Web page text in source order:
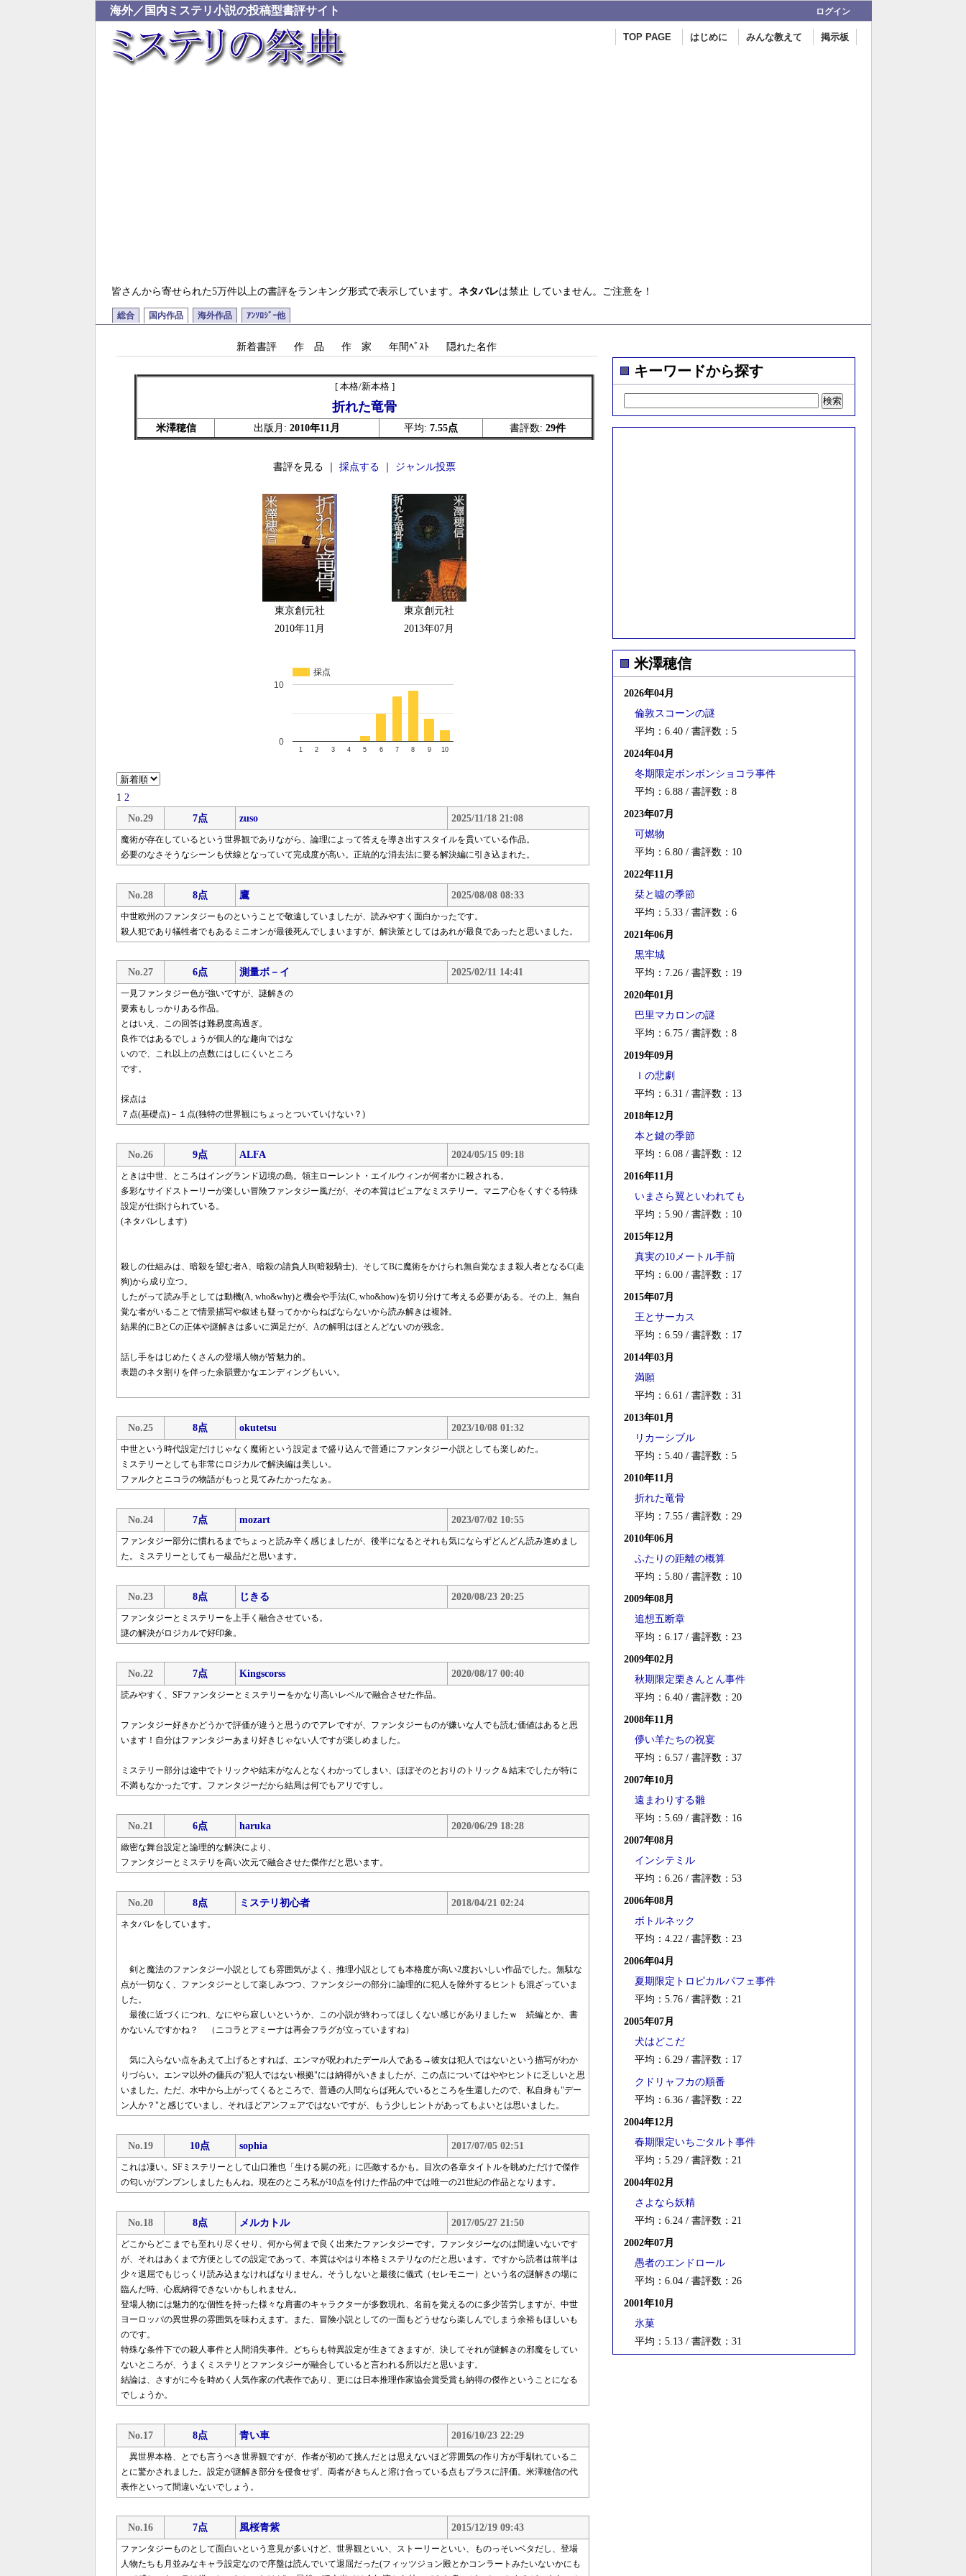
海外／国内ミステリ小説の投稿型書評サイト ログイン
掲示板
みんな教えて
はじめに
TOP PAGE
皆さんから寄せられた5万件以上の書評をランキング形式で表示しています。 ネタバレは禁止 していません。ご注意を！
総合 国内作品 海外作品 ｱﾝｿﾛｼﾞｰ他
新着書評 作 品 作 家 年間ﾍﾞｽﾄ 隠れた名作
[ 本格/新本格 ]
折れた竜骨
米澤穂信 出版月: 2010年11月 平均: 7.55点 書評数: 29件
書評を見る ｜ 採点する ジャンル投票
東京創元社
2010年11月
東京創元社
2013年07月
採点
1 2 3 4 5 6 7 8 9 10
0
10
1 2
No.29
7点 zuso 2025/11/18 21:08
魔術が存在しているという世界観でありながら、論理によって答えを導き出すスタイルを貫いている作品。
必要のなさそうなシーンも伏線となっていて完成度が高い。正統的な消去法に要る解決編に引き込まれた。
No.28 8点 鷹 2025/08/08 08:33
中世欧州のファンタジーものということで敬遠していましたが、読みやすく面白かったです。
殺人犯であり犠牲者でもあるミニオンが最後死んでしまいますが、解決策としてはあれが最良であったと思いました。
No.27 6点 測量ボ－イ 2025/02/11 14:41
一見ファンタジー色が強いですが、謎解きの
要素もしっかりある作品。
とはいえ、この回答は難易度高過ぎ。
良作ではあるでしょうが個人的な趣向ではな
いので、これ以上の点数にはしにくいところ
です。
採点は
７点(基礎点)－１点(独特の世界観にちょっとついていけない？)
No.26 9点 ALFA 2024/05/15 09:18
ときは中世、ところはイングランド辺境の島。領主ローレント・エイルウィンが何者かに殺される。
多彩なサイドストーリーが楽しい冒険ファンタジー風だが、その本質はピュアなミステリー。マニア心をくすぐる特殊
設定が仕掛けられている。
(ネタバレします)
殺しの仕組みは、暗殺を望む者A、暗殺の請負人B(暗殺騎士)、そしてBに魔術をかけられ無自覚なまま殺人者となるC(走
狗)から成り立つ。
したがって読み手としては動機(A, who&why)と機会や手法(C, who&how)を切り分けて考える必要がある。その上、無自
覚な者がいることで情景描写や叙述も疑ってかからねばならないから読み解きは複雑。
結果的にBとCの正体や謎解きは多いに満足だが、Aの解明はほとんどないのが残念。
話し手をはじめたくさんの登場人物が皆魅力的。
表題のネタ割りを伴った余韻豊かなエンディングもいい。
No.25 8点 okutetsu 2023/10/08 01:32
中世という時代設定だけじゃなく魔術という設定まで盛り込んで普通にファンタジー小説としても楽しめた。
ミステリーとしても非常にロジカルで解決編は美しい。
ファルクとニコラの物語がもっと見てみたかったなぁ。
No.24 7点 mozart 2023/07/02 10:55
ファンタジー部分に慣れるまでちょっと読み辛く感じましたが、後半になるとそれも気にならずどんどん読み進めまし
た。ミステリーとしても一級品だと思います。
No.23 8点 じきる 2020/08/23 20:25
ファンタジーとミステリーを上手く融合させている。
謎の解決がロジカルで好印象。
No.22 7点 Kingscorss 2020/08/17 00:40
読みやすく、SFファンタジーとミステリーをかなり高いレベルで融合させた作品。
ファンタジー好きかどうかで評価が違うと思うのでアレですが、ファンタジーものが嫌いな人でも読む価値はあると思
います！自分はファンタジーあまり好きじゃない人ですが楽しめました。
ミステリー部分は途中でトリックや結末がなんとなくわかってしまい、ほぼそのとおりのトリック＆結末でしたが特に
不満もなかったです。ファンタジーだから結局は何でもアリですし。
No.21 6点 haruka 2020/06/29 18:28
緻密な舞台設定と論理的な解決により、
ファンタジーとミステリを高い次元で融合させた傑作だと思います。
No.20 8点 ミステリ初心者 2018/04/21 02:24
ネタバレをしています。
剣と魔法のファンタジー小説としても雰囲気がよく、推理小説としても本格度が高い2度おいしい作品でした。無駄な
点が一切なく、ファンタジーとして楽しみつつ、ファンタジーの部分に論理的に犯人を除外するヒントも混ざっていま
した。
最後に近づくにつれ、なにやら寂しいというか、この小説が終わってほしくない感じがありましたｗ 続編とか、書
かないんですかね？ （ニコラとアミーナは再会フラグが立っていますね）
気に入らない点をあえて上げるとすれば、エンマが呪われたデール人である→彼女は犯人ではないという描写がわか
りづらい。エンマ以外の傭兵の"犯人ではない根拠"には納得がいきましたが、この点についてはややヒントに乏しいと思
いました。ただ、水中から上がってくるところで、普通の人間ならば死んでいるところを生還したので、私自身も"デー
ン人か？"と感じていまし、それほどアンフェアではないですが、もう少しヒントがあってもよいとは思いました。
No.19 10点 sophia 2017/07/05 02:51
これは凄い。SFミステリーとして山口雅也「生ける屍の死」に匹敵するかも。目次の各章タイトルを眺めただけで傑作
の匂いがプンプンしましたもんね。現在のところ私が10点を付けた作品の中では唯一の21世紀の作品となります。
No.18 8点 メルカトル 2017/05/27 21:50
どこからどこまでも至れり尽くせり、何から何まで良く出来たファンタジーです。ファンタジーなのは間違いないです
が、それはあくまで方便としての設定であって、本質はやはり本格ミステリなのだと思います。ですから読者は前半は
少々退屈でもじっくり読み込まなければなりません。そうしないと最後に儀式（セレモニー）という名の謎解きの場に
臨んだ時、心底納得できないかもしれません。
登場人物には魅力的な個性を持った様々な肩書のキャラクターが多数現れ、名前を覚えるのに多少苦労しますが、中世
ヨーロッパの異世界の雰囲気を味わえます。また、冒険小説としての一面もどうせなら楽しんでしまう余裕もほしいも
のです。
特殊な条件下での殺人事件と人間消失事件。どちらも特異設定が生きてきますが、決してそれが謎解きの邪魔をしてい
ないところが、うまくミステリとファンタジーが融合していると言われる所以だと思います。
結論は、さすがに今を時めく人気作家の代表作であり、更には日本推理作家協会賞受賞も納得の傑作ということになる
でしょうか。
No.17 8点 青い車 2016/10/23 22:29
異世界本格、とでも言うべき世界観ですが、作者が初めて挑んだとは思えないほど雰囲気の作り方が手馴れているこ
とに驚かされました。設定が謎解き部分を侵食せず、両者がきちんと溶け合っている点もプラスに評価。米澤穂信の代
表作といって間違いないでしょう。
No.16 7点 風桜青紫 2015/12/19 09:43
ファンタジーものとして面白いという意見が多いけど、世界観といい、ストーリーといい、ものっそいベタだし、登場
人物たちも月並みなキャラ設定なので序盤は読んでいて退屈だった(フィッツジョン殿とかコンラートみたいないかにも
キーワードから探す
米澤穂信
2026年04月
倫敦スコーンの謎
平均：6.40 / 書評数：5
2024年04月
冬期限定ボンボンショコラ事件
平均：6.88 / 書評数：8
2023年07月
可燃物
平均：6.80 / 書評数：10
2022年11月
栞と噓の季節
平均：5.33 / 書評数：6
2021年06月
黒牢城
平均：7.26 / 書評数：19
2020年01月
巴里マカロンの謎
平均：6.75 / 書評数：8
2019年09月
Ｉの悲劇
平均：6.31 / 書評数：13
2018年12月
本と鍵の季節
平均：6.08 / 書評数：12
2016年11月
いまさら翼といわれても
平均：5.90 / 書評数：10
2015年12月
真実の10メートル手前
平均：6.00 / 書評数：17
2015年07月
王とサーカス
平均：6.59 / 書評数：17
2014年03月
満願
平均：6.61 / 書評数：31
2013年01月
リカーシブル
平均：5.40 / 書評数：5
2010年11月
折れた竜骨
平均：7.55 / 書評数：29
2010年06月
ふたりの距離の概算
平均：5.80 / 書評数：10
2009年08月
追想五断章
平均：6.17 / 書評数：23
2009年02月
秋期限定栗きんとん事件
平均：6.40 / 書評数：20
2008年11月
儚い羊たちの祝宴
平均：6.57 / 書評数：37
2007年10月
遠まわりする雛
平均：5.69 / 書評数：16
2007年08月
インシテミル
平均：6.26 / 書評数：53
2006年08月
ボトルネック
平均：4.22 / 書評数：23
2006年04月
夏期限定トロピカルパフェ事件
平均：5.76 / 書評数：21
2005年07月
犬はどこだ
平均：6.29 / 書評数：17
クドリャフカの順番
平均：6.36 / 書評数：22
2004年12月
春期限定いちごタルト事件
平均：5.29 / 書評数：21
2004年02月
さよなら妖精
平均：6.24 / 書評数：21
2002年07月
愚者のエンドロール
平均：6.04 / 書評数：26
2001年10月
氷菓
平均：5.13 / 書評数：31